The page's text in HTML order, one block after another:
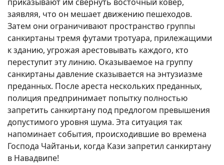
заявляя, что он мешает движению пешеходов.
Затем они ограничивают пространство группы
санкиртаны тремя футами тротуара, прилежащими
к зданию, угрожая арестовывать каждого, кто
переступит эту линию. Оказываемое на группу
санкиртаны давление сказывается на энтузиазме
преданных. После ареста нескольких преданных,
полиция предпринимает попытку полностью
запретить санкиртану под предлогом превышения
допустимого уровня шума. Эта ситуация так
напоминает события, происходившие во времена
Господа Чайтаньи, когда Кази запретил санкиртану
в Навадвипе!